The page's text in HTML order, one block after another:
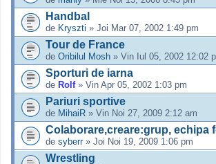
Handbal
de Kryszti » Joi Mar 07, 2002 1:49 pm
Tour de France
de Oribilul Mosh » Vin Iul 05, 2002 12:02
Sporturi de iarna
de Rolf» Vin Apr 05, 2002 1:03 pm
Pariuri sportive
de MihaiR » Vin Noi 27, 2009 2:12 am
Colaborare,creare:grup, echipa
de syberr» Joi Noi 19, 2009 1:06 pm
Wrestling